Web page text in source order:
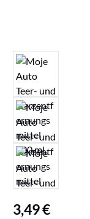
Regulärer Preis:
3,49 €